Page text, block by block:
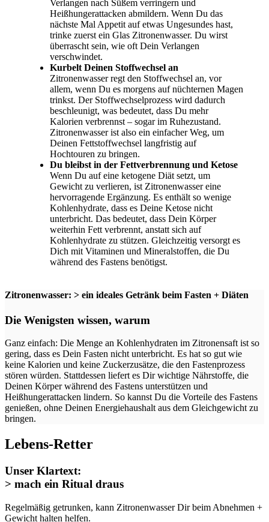
Verlangen nach Süßem verringern und
Heißhungerattacken abmildern. Wenn Du das
nächste Mal Appetit auf etwas Ungesundes hast,
trinke zuerst ein Glas Zitronenwasser. Du wirst
überrascht sein, wie oft Dein Verlangen
verschwindet.
Kurbelt Deinen Stoffwechsel an
Zitronenwasser regt den Stoffwechsel an, vor
allem, wenn Du es morgens auf nüchternen Magen
trinkst. Der Stoffwechselprozess wird dadurch
beschleunigt, was bedeutet, dass Du mehr
Kalorien verbrennst – sogar im Ruhezustand.
Zitronenwasser ist also ein einfacher Weg, um
Deinen Fettstoffwechsel langfristig auf
Hochtouren zu bringen.
Du bleibst in der Fettverbrennung und Ketose
Wenn Du auf eine ketogene Diät setzt, um
Gewicht zu verlieren, ist Zitronenwasser eine
hervorragende Ergänzung. Es enthält so wenige
Kohlenhydrate, dass es Deine Ketose nicht
unterbricht. Das bedeutet, dass Dein Körper
weiterhin Fett verbrennt, anstatt sich auf
Kohlenhydrate zu stützen. Gleichzeitig versorgt es
Dich mit Vitaminen und Mineralstoffen, die Du
während des Fastens benötigst.
Zitronenwasser: > ein ideales Getränk beim Fasten + Diäten
Die Wenigsten wissen, warum
Ganz einfach: Die Menge an Kohlenhydraten im Zitronensaft ist so
gering, dass es Dein Fasten nicht unterbricht. Es hat so gut wie
keine Kalorien und keine Zuckerzusätze, die den Fastenprozess
stören würden. Stattdessen liefert es Dir wichtige Nährstoffe, die
Deinen Körper während des Fastens unterstützen und
Heißhungerattacken lindern. So kannst Du die Vorteile des Fastens
genießen, ohne Deinen Energiehaushalt aus dem Gleichgewicht zu
bringen.
Lebens-Retter
Unser Klartext:
> mach ein Ritual draus
Regelmäßig getrunken, kann Zitronenwasser Dir beim Abnehmen +
Gewicht halten helfen.